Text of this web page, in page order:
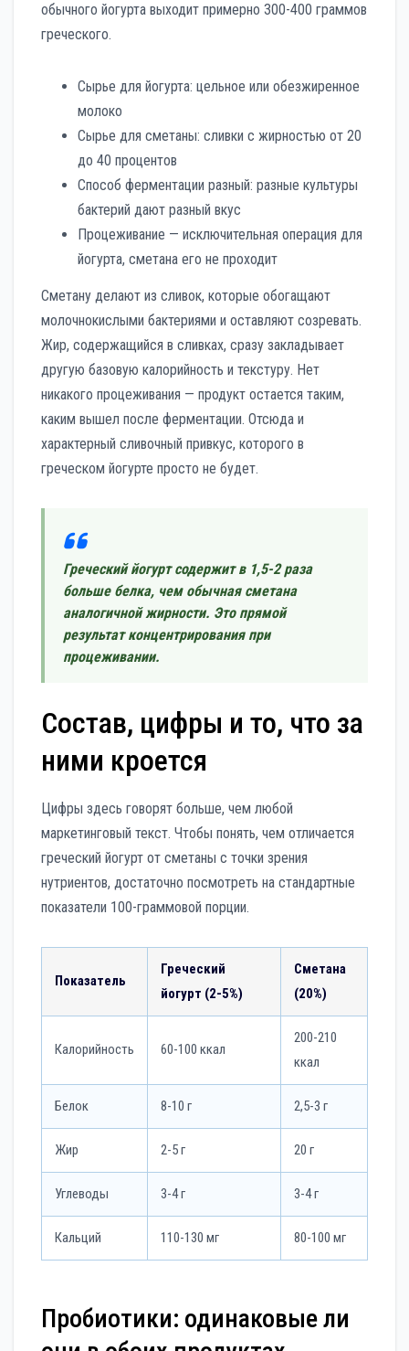
обычного йогурта выходит примерно 300-400 граммов
греческого.
Сырье для йогурта: цельное или обезжиренное
молоко
Сырье для сметаны: сливки с жирностью от 20
до 40 процентов
Способ ферментации разный: разные культуры
бактерий дают разный вкус
Процеживание — исключительная операция для
йогурта, сметана его не проходит
Сметану делают из сливок, которые обогащают
молочнокислыми бактериями и оставляют созревать.
Жир, содержащийся в сливках, сразу закладывает
другую базовую калорийность и текстуру. Нет
никакого процеживания — продукт остается таким,
каким вышел после ферментации. Отсюда и
характерный сливочный привкус, которого в
греческом йогурте просто не будет.
Греческий йогурт содержит в 1,5-2 раза
больше белка, чем обычная сметана
аналогичной жирности. Это прямой
результат концентрирования при
процеживании.
Состав, цифры и то, что за
ними кроется
Цифры здесь говорят больше, чем любой
маркетинговый текст. Чтобы понять, чем отличается
греческий йогурт от сметаны с точки зрения
нутриентов, достаточно посмотреть на стандартные
показатели 100-граммовой порции.
Показатель
Греческий
йогурт (2-5%)
Сметана
(20%)
Калорийность 60-100 ккал
200-210
ккал
Белок 8-10 г 2,5-3 г
Жир 2-5 г 20 г
Углеводы 3-4 г 3-4 г
Кальций 110-130 мг 80-100 мг
Пробиотики: одинаковые ли